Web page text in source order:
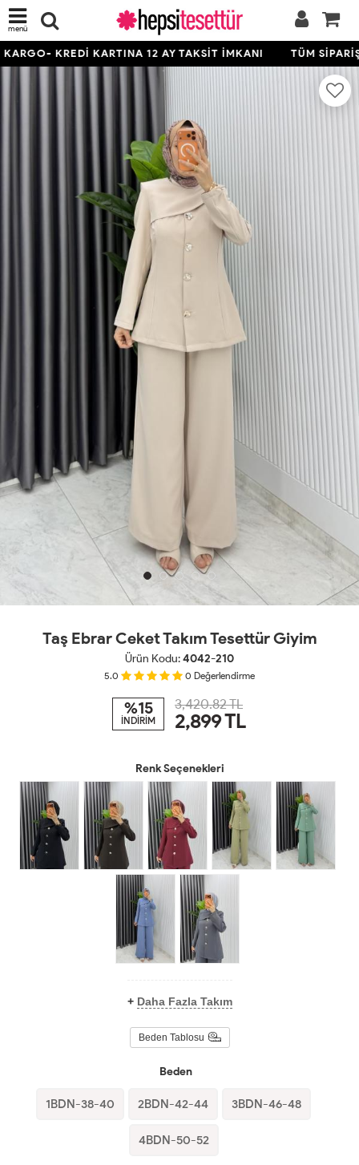
menü
KREDİ KARTINA 12 AY TAKSİT İMKANI TÜM
Taş Ebrar Ceket Takım Tesettür Giyim
Ürün Kodu:4042-210
5.0 0 Değerlendirme
%15
İNDİRİM
3,420.82 TL
2,899TL
Renk Seçenekleri
+ Daha Fazla Takım
Beden Tablosu
Beden
1BDN-38-40 2BDN-42-44 3BDN-46-48
4BDN-50-52